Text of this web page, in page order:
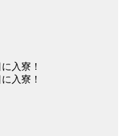
入寮！
入寮！